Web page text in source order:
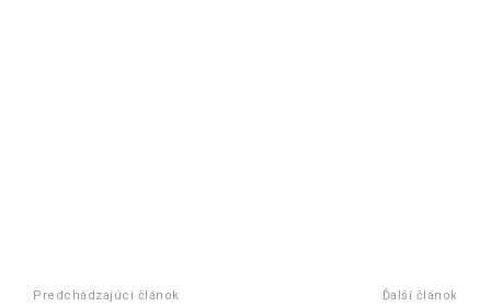
Predchádzajúci článok Ďalší článok